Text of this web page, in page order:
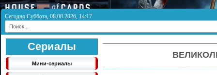
Сегодня Суббота, 08.08.2026, 14:17
Сериалы
Мини-сериалы